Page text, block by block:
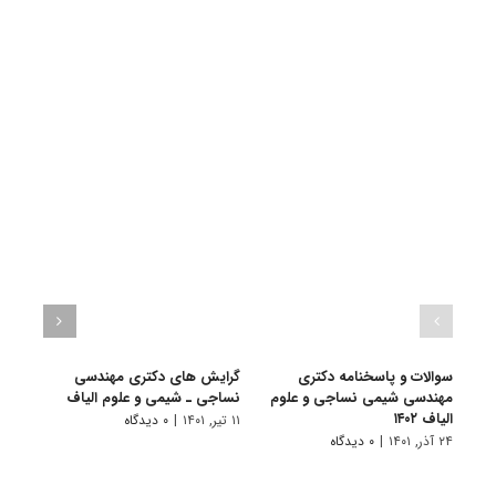
سوالات و پاسخنامه دکتری
مهندسی شیمی نساجی و علوم
الیاف ۱۴۰۲
۲۴ آذر, ۱۴۰۱ | ۰ دیدگاه
گرایش های دکتری مهندسی
نساجی ـ شیمی و ﻋﻠﻮم اﻟﻴﺎف
۱۱ تیر, ۱۴۰۱ | ۰ دیدگاه